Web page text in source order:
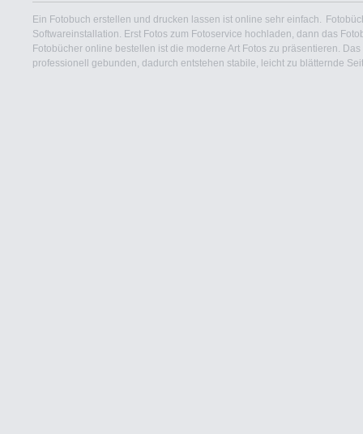
Ein Fotobuch erstellen und drucken lassen ist online sehr einfach.
Softwareinstallation. Erst Fotos zum Fotoservice hochladen, dann das
Fotobücher online bestellen ist die moderne Art Fotos zu präsentieren.
professionell gebunden, dadurch entstehen stabile, leicht zu blätternde